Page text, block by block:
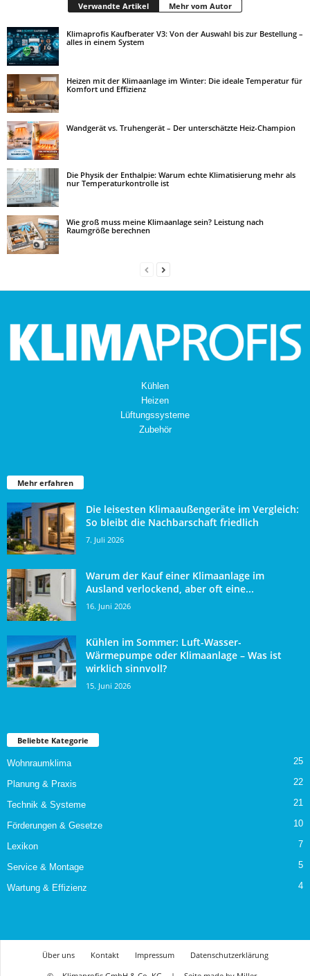
Verwandte Artikel Mehr vom Autor
Klimaprofis Kaufberater V3: Von der Auswahl bis zur Bestellung –
alles in einem System
Heizen mit der Klimaanlage im Winter: Die ideale Temperatur für
Komfort und Effizienz
Wandgerät vs. Truhengerät – Der unterschätzte Heiz-Champion
Die Physik der Enthalpie: Warum echte Klimatisierung mehr als
nur Temperaturkontrolle ist
Wie groß muss meine Klimaanlage sein? Leistung nach
Raumgröße berechnen
Kühlen
Heizen
Lüftungssysteme
Zubehör
Mehr erfahren
Die leisesten Klimaaußengeräte im Vergleich:
So bleibt die Nachbarschaft friedlich
7. Juli 2026
Warum der Kauf einer Klimaanlage im
Ausland verlockend, aber oft eine...
16. Juni 2026
Kühlen im Sommer: Luft-Wasser-
Wärmepumpe oder Klimaanlage – Was ist
wirklich sinnvoll?
15. Juni 2026
Beliebte Kategorie
Wohnraumklima 25
Planung & Praxis 22
Technik & Systeme 21
Förderungen & Gesetze 10
Lexikon 7
Service & Montage 5
Wartung & Effizienz 4
Über uns Kontakt Impressum
Datenschutzerklärung